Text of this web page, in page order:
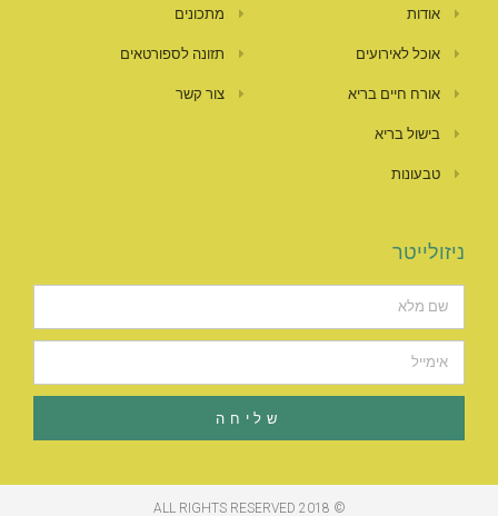
אודות
אוכל לאירועים
אורח חיים בריא
בישול בריא
טבעונות
מתכונים
תזונה לספורטאים
צור קשר
ניזולייטר
שליחה
© 2018 ALL RIGHTS RESERVED​